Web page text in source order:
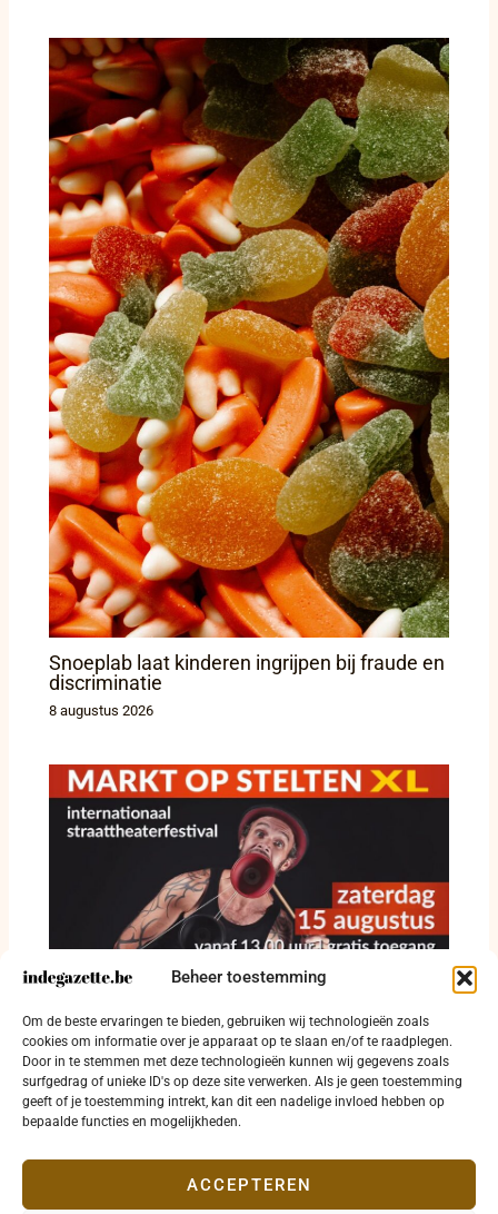
Beheer toestemming
Om de beste ervaringen te bieden, gebruiken wij technologieën zoals
cookies om informatie over je apparaat op te slaan en/of te raadplegen.
Door in te stemmen met deze technologieën kunnen wij gegevens zoals
surfgedrag of unieke ID's op deze site verwerken. Als je geen toestemming
geeft of je toestemming intrekt, kan dit een nadelige invloed hebben op
bepaalde functies en mogelijkheden.
ACCEPTEREN
Snoeplab laat kinderen ingrijpen bij fraude en
discriminatie
8 augustus 2026
Straattheater krijgt vrije baan op Grote Markt
in Diksmuide
8 augustus 2026